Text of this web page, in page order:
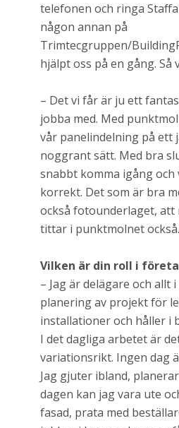
telefonen och ringa
någon annan på
Trimtecgruppen/
hjälpt oss på en gång. Så
– Det vi får är ju ett
jobba med. Med
vår panelindelning på ett
noggrant sätt. Med bra
snabbt komma igång och
korrekt. Det som är bra
också fotounderlaget, att
tittar i punktmolnet också.
Vilken är din roll i
– Jag är delägare och allt
planering av projekt för
installationer och håller i
I det dagliga arbetet är
variationsrikt. Ingen dag
Jag gjuter ibland,
dagen kan jag vara ute
fasad, prata med